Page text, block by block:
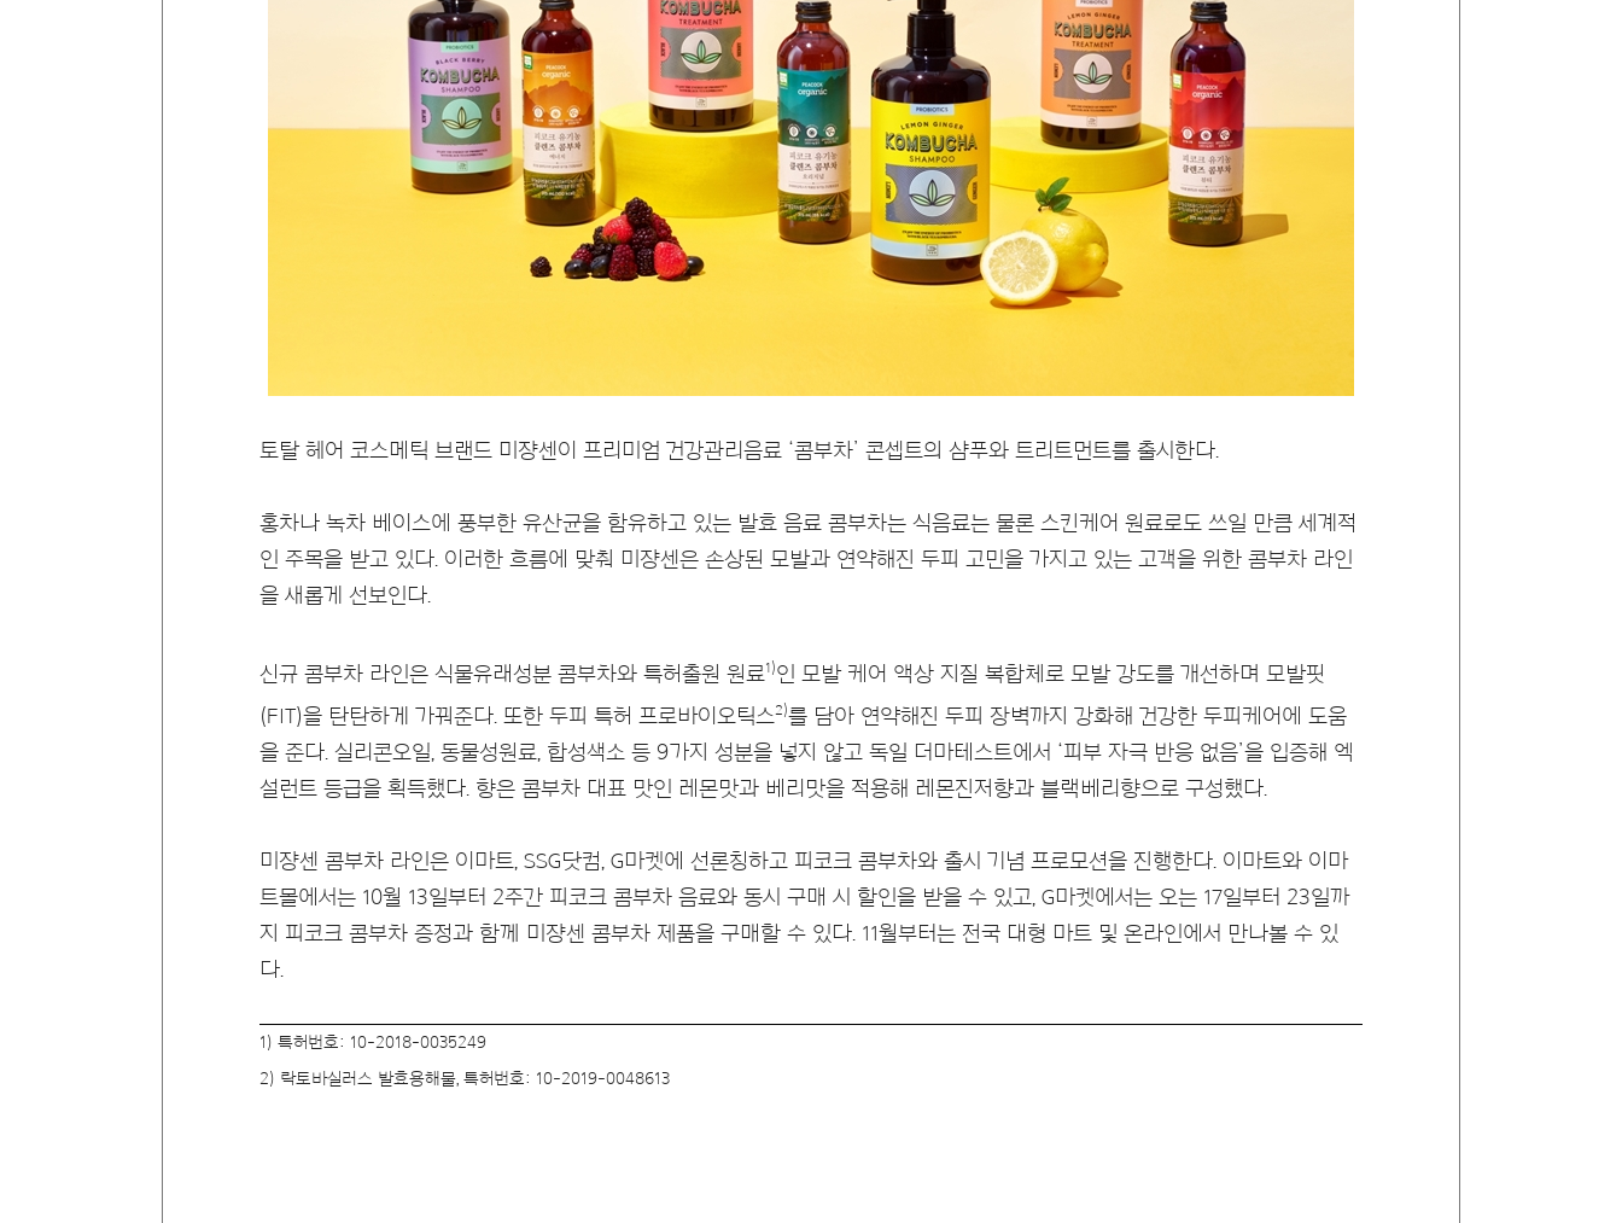
토탈 헤어 코스메틱 브랜드 미쟝센이 프리미엄 건강관리음료 ‘콤부차’ 콘셉트의 샴푸와 트리트먼트를 출시한다.
홍차나 녹차 베이스에 풍부한 유산균을 함유하고 있는 발효 음료 콤부차는 식음료는 물론 스킨케어 원료로도 쓰일 만큼 세계적
인 주목을 받고 있다. 이러한 흐름에 맞춰 미쟝센은 손상된 모발과 연약해진 두피 고민을 가지고 있는 고객을 위한 콤부차 라인
을 새롭게 선보인다.
신규 콤부차 라인은 식물유래성분 콤부차와 특허출원 원료 1)인 모발 케어 액상 지질 복합체로 모발 강도를 개선하며 모발핏
(FIT)을 탄탄하게 가꿔준다. 또한 두피 특허 프로바이오틱스2)를 담아 연약해진 두피 장벽까지 강화해 건강한 두피케어에 도움
을 준다. 실리콘오일, 동물성원료, 합성색소 등 9가지 성분을 넣지 않고 독일 더마테스트에서 ‘피부 자극 반응 없음’을 입증해 엑
설런트 등급을 획득했다. 향은 콤부차 대표 맛인 레몬맛과 베리맛을 적용해 레몬진저향과 블랙베리향으로 구성했다.
미쟝센 콤부차 라인은 이마트, SSG닷컴, G마켓에 선론칭하고 피코크 콤부차와 출시 기념 프로모션을 진행한다. 이마트와 이마
트몰에서는 10월 13일부터 2주간 피코크 콤부차 음료와 동시 구매 시 할인을 받을 수 있고, G마켓에서는 오는 17일부터 23일까
지 피코크 콤부차 증정과 함께 미쟝센 콤부차 제품을 구매할 수 있다. 11월부터는 전국 대형 마트 및 온라인에서 만나볼 수 있
다.
1) 특허번호: 10-2018-0035249
2) 락토바실러스 발효용해물, 특허번호: 10-2019-0048613